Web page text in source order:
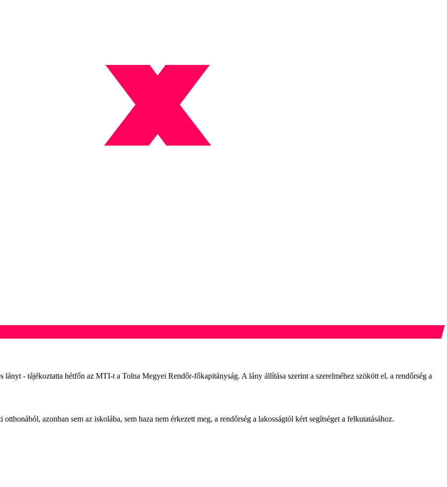
- tájékoztatta hétfőn az MTI-t a Tolna Megyei Rendőr-főkapitányság. A lány állítása szerint a szerelméhez szökött el, a rendőrség a
azonban sem az iskolába, sem haza nem érkezett meg, a rendőrség a lakosságtól kért segítséget a felkutatásához.